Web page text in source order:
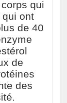
qui
ont
de 40
de
des